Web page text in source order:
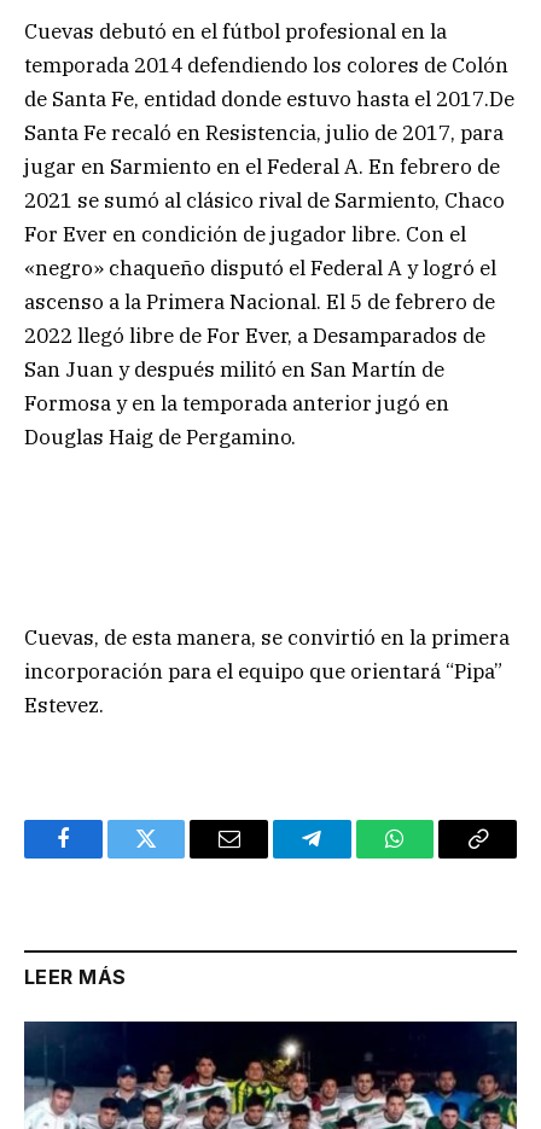
Cuevas debutó en el fútbol profesional en la
temporada 2014 defendiendo los colores de Colón
de Santa Fe, entidad donde estuvo hasta el 2017.De
Santa Fe recaló en Resistencia, julio de 2017, para
jugar en Sarmiento en el Federal A. En febrero de
2021 se sumó al clásico rival de Sarmiento, Chaco
For Ever en condición de jugador libre. Con el
«negro» chaqueño disputó el Federal A y logró el
ascenso a la Primera Nacional. El 5 de febrero de
2022 llegó libre de For Ever, a Desamparados de
San Juan y después militó en San Martín de
Formosa y en la temporada anterior jugó en
Douglas Haig de Pergamino.
Cuevas, de esta manera, se convirtió en la primera
incorporación para el equipo que orientará “Pipa”
Estevez.
FacebookTwitter Email TelegramWhatsAppCopy
LEER MÁS